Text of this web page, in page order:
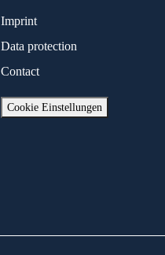
Imprint
Data protection
Contact
Cookie Einstellungen